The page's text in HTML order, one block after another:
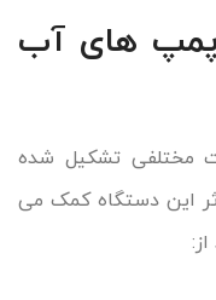
پمپ های آب
مختلفی تشکیل شده
این دستگاه کمک می